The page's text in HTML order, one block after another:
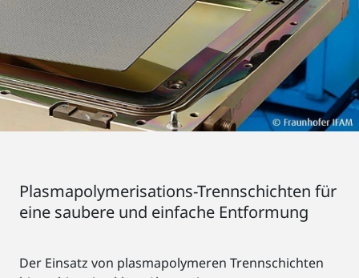
Plasmapolymerisations-Trennschichten für
eine saubere und einfache Entformung
Der Einsatz von plasmapolymeren Trennschichten